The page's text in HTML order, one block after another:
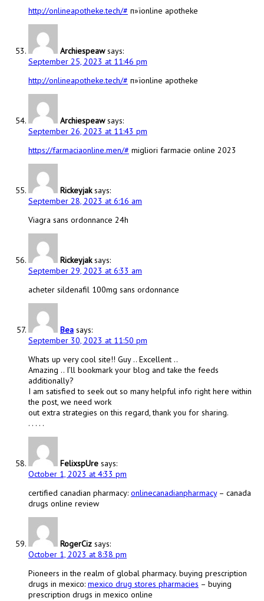
http://onlineapotheke.tech/# п»їonline apotheke
Archiespeaw says:
September 25, 2023 at 11:46 pm
http://onlineapotheke.tech/# п»їonline apotheke
Archiespeaw says:
September 26, 2023 at 11:43 pm
https://farmaciaonline.men/# migliori farmacie online 2023
Rickeyjak says:
September 28, 2023 at 6:16 am
Viagra sans ordonnance 24h
Rickeyjak says:
September 29, 2023 at 6:33 am
acheter sildenafil 100mg sans ordonnance
Bea says:
September 30, 2023 at 11:50 pm
Whats up very cool site!! Guy .. Excellent ..
Amazing .. I’ll bookmark your blog and take the feeds
additionally?
I am satisfied to seek out so many helpful info right here within
the post, we need work
out extra strategies on this regard, thank you for sharing.
. . . . .
FelixspUre says:
October 1, 2023 at 4:33 pm
certified canadian pharmacy: onlinecanadianpharmacy– canada
drugs online review
RogerCiz says:
October 1, 2023 at 8:38 pm
Pioneers in the realm of global pharmacy. buying prescription
drugs in mexico: mexico drug stores pharmacies – buying
prescription drugs in mexico online